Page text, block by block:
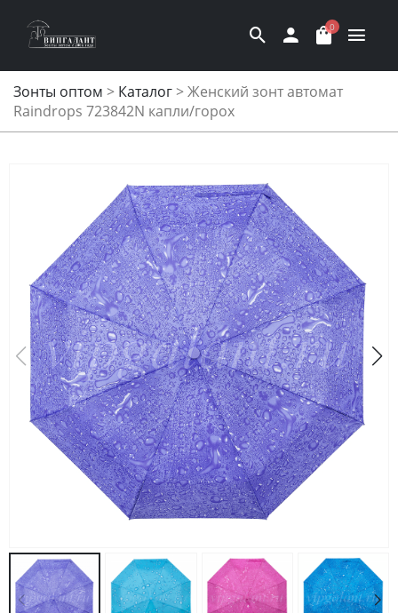
0
Зонты оптом > Каталог>Женский зонт автомат
Raindrops 723842N капли/горох